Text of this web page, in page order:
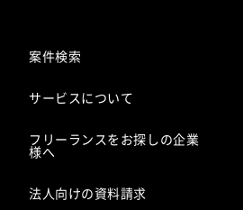
案件検索
サービスについて
フリーランスをお探しの企業
様へ
法人向けの資料請求